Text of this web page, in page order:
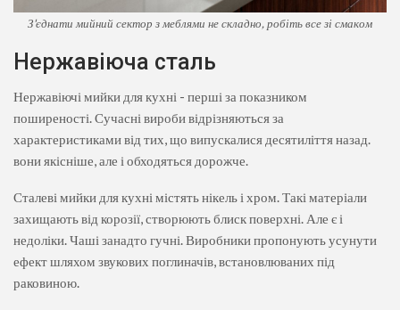
З'єднати мийний сектор з меблями не складно, робіть все зі смаком
Нержавіюча сталь
Нержавіючі мийки для кухні - перші за показником
поширеності. Сучасні вироби відрізняються за
характеристиками від тих, що випускалися десятиліття назад.
вони якісніше, але і обходяться дорожче.
Сталеві мийки для кухні містять нікель і хром. Такі матеріали
захищають від корозії, створюють блиск поверхні. Але є і
недоліки. Чаші занадто гучні. Виробники пропонують усунути
ефект шляхом звукових поглиначів, встановлюваних під
раковиною.